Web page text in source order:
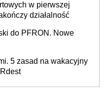
w pierwszej
działalność
do PFRON. Nowe
5 zasad na wakacyjny